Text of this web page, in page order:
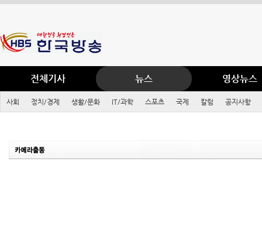
전체기사 뉴스 영상뉴스
사회 정치/경제 생활/문화 IT/과학 스포츠 국제 칼럼 공지사항